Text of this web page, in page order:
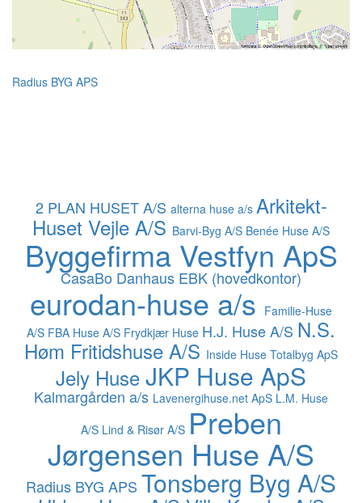
Radius BYG APS
2 PLAN HUSET A/S alterna huse a/s Arkitekt-
Huset Vejle A/S Barvi-Byg A/S Benée Huse A/S
Byggefirma Vestfyn ApS
CasaBo Danhaus EBK (hovedkontor)
eurodan-huse a/s Familie-Huse
A/S FBA Huse A/S Frydkjær Huse H.J. Huse A/S N.S.
Høm Fritidshuse A/S Inside Huse Totalbyg ApS
Jely Huse JKP Huse ApS
Kalmargården a/s Lavenergihuse.net ApS L.M. Huse
A/S Lind & Risør A/S Preben
Jørgensen Huse A/S
Radius BYG APS Tonsberg Byg A/S